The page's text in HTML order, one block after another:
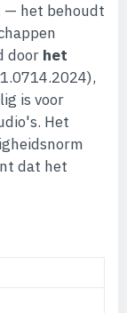
— het behoudt
door het
is voor
Het
dat het